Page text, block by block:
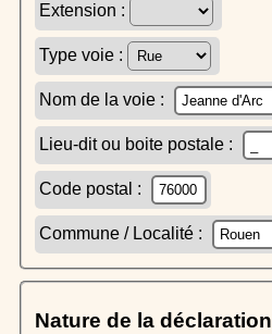
Extension :
Type voie :
Nom de la voie :
Lieu-dit ou boite postale :
Code postal :
Commune / Localité :
Nature de la déclaration